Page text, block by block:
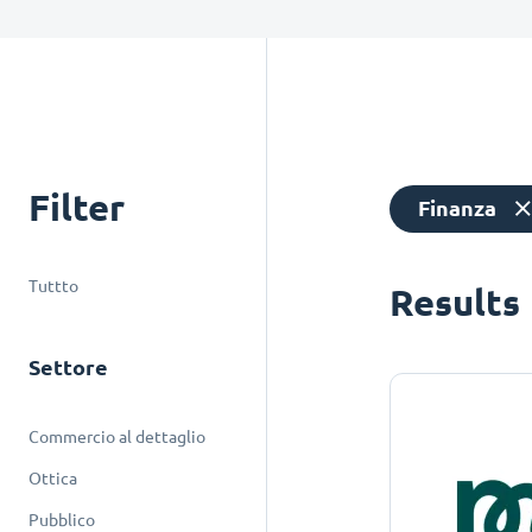
Filter
Tuttto
Settore
Commercio al dettaglio
Ottica
Pubblico
Finanza
Results